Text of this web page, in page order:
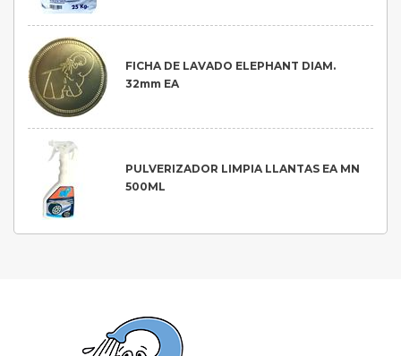
FICHA DE LAVADO ELEPHANT DIAM.
32mm EA
PULVERIZADOR LIMPIA LLANTAS EA MN
500ML